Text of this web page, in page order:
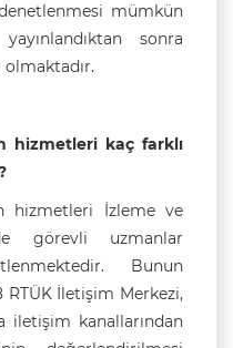
mümkün
sonra
hizmetleri kaç farklı
hizmetleri İzleme ve
görevli uzmanlar
Bunun
RTÜK İletişim Merkezi,
iletişim kanallarından